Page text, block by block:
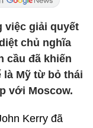
việc giải quyết
chủ nghĩa
cầu đã khiến
là Mỹ từ bỏ thái
với Moscow.
Kerry đã